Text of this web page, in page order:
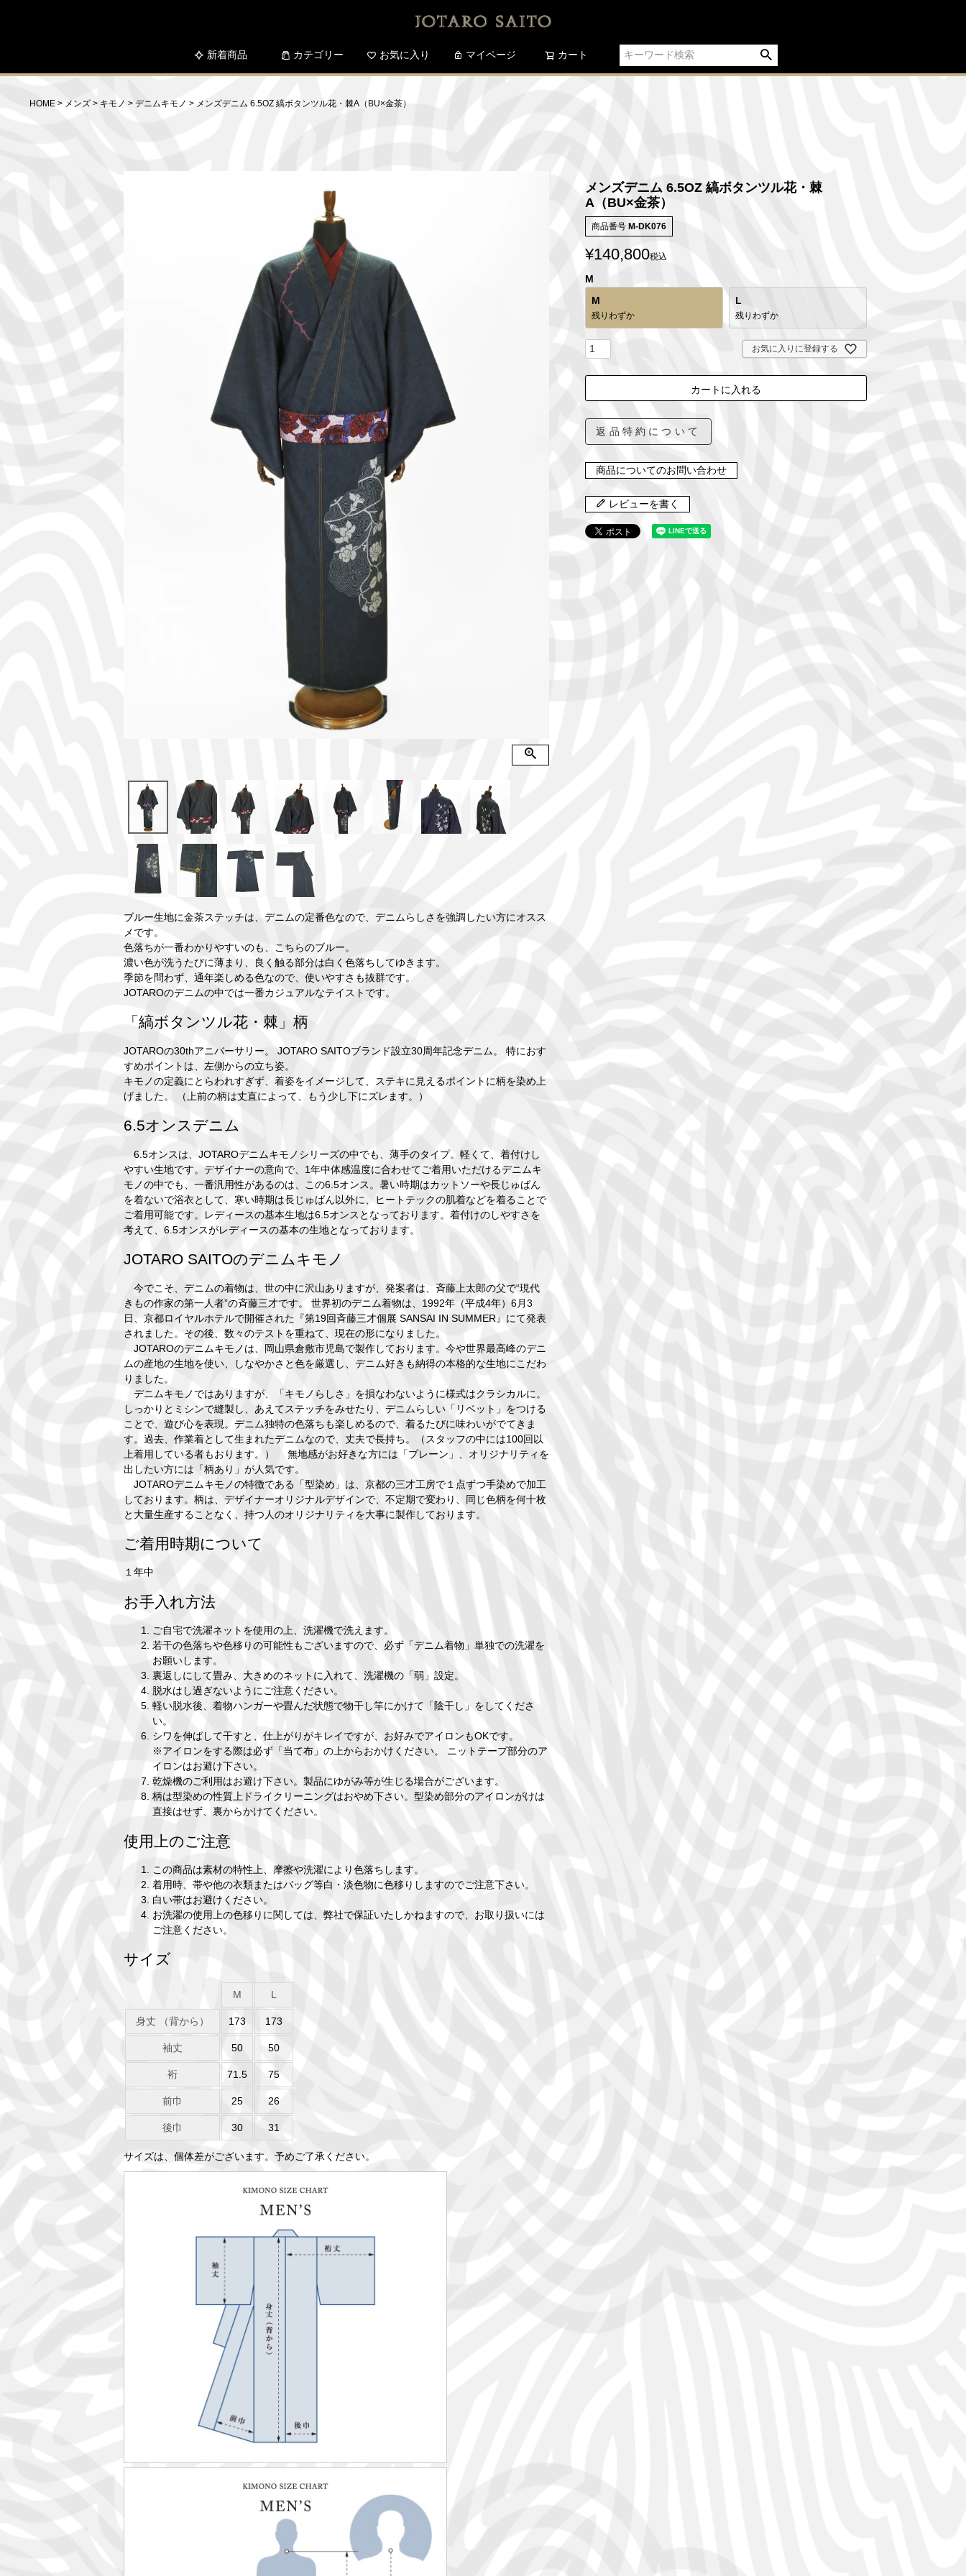
新着商品 カテゴリー お気に入り マイページ カート
検索
HOME メンズ キモノ デニムキモノ メンズデニム 6.5OZ 縞ボタンツル花・棘A（BU×金茶）
ブルー生地に金茶ステッチは、デニムの定番色なので、デニムらしさを強調したい方にオスス
メです。
色落ちが一番わかりやすいのも、こちらのブルー。
濃い色が洗うたびに薄まり、良く触る部分は白く色落ちしてゆきます。
季節を問わず、通年楽しめる色なので、使いやすさも抜群です。
JOTAROのデニムの中では一番カジュアルなテイストです。
「縞ボタンツル花・棘」柄
JOTAROの30thアニバーサリー。 JOTARO SAITOブランド設立30周年記念デニム。 特におす
すめポイントは、左側からの立ち姿。
キモノの定義にとらわれすぎず、着姿をイメージして、ステキに見えるポイントに柄を染め上
げました。 （上前の柄は丈直によって、もう少し下にズレます。）
6.5オンスデニム
6.5オンスは、JOTAROデニムキモノシリーズの中でも、薄手のタイプ。軽くて、着付けし
やすい生地です。デザイナーの意向で、1年中体感温度に合わせてご着用いただけるデニムキ
モノの中でも、一番汎用性があるのは、この6.5オンス。暑い時期はカットソーや長じゅばん
を着ないで浴衣として、寒い時期は長じゅばん以外に、ヒートテックの肌着などを着ることで
ご着用可能です。レディースの基本生地は6.5オンスとなっております。着付けのしやすさを
考えて、6.5オンスがレディースの基本の生地となっております。
JOTARO SAITOのデニムキモノ
今でこそ、デニムの着物は、世の中に沢山ありますが、発案者は、斉藤上太郎の父で“現代
きもの作家の第一人者”の斉藤三才です。 世界初のデニム着物は、1992年（平成4年）6月3
日、京都ロイヤルホテルで開催された『第19回斉藤三才個展 SANSAI IN SUMMER』にて発表
されました。その後、数々のテストを重ねて、現在の形になりました。
JOTAROのデニムキモノは、岡山県倉敷市児島で製作しております。今や世界最高峰のデニ
ムの産地の生地を使い、しなやかさと色を厳選し、デニム好きも納得の本格的な生地にこだわ
りました。
デニムキモノではありますが、「キモノらしさ」を損なわないように様式はクラシカルに。
しっかりとミシンで縫製し、あえてステッチをみせたり、デニムらしい「リベット」をつける
ことで、遊び心を表現。デニム独特の色落ちも楽しめるので、着るたびに味わいがでてきま
す。過去、作業着として生まれたデニムなので、丈夫で長持ち。（スタッフの中には100回以
上着用している者もおります。） 無地感がお好きな方には「プレーン」、オリジナリティを
出したい方には「柄あり」が人気です。
JOTAROデニムキモノの特徴である「型染め」は、京都の三才工房で１点ずつ手染めで加工
しております。柄は、デザイナーオリジナルデザインで、不定期で変わり、同じ色柄を何十枚
と大量生産することなく、持つ人のオリジナリティを大事に製作しております。
ご着用時期について
１年中
お手入れ方法
ご自宅で洗濯ネットを使用の上、洗濯機で洗えます。
若干の色落ちや色移りの可能性もございますので、必ず「デニム着物」単独での洗濯を
お願いします。
裏返しにして畳み、大きめのネットに入れて、洗濯機の「弱」設定。
脱水はし過ぎないようにご注意ください。
軽い脱水後、着物ハンガーや畳んだ状態で物干し竿にかけて「陰干し」をしてくださ
い。
シワを伸ばして干すと、仕上がりがキレイですが、お好みでアイロンもOKです。
※アイロンをする際は必ず「当て布」の上からおかけください。 ニットテープ部分のア
イロンはお避け下さい。
乾燥機のご利用はお避け下さい。製品にゆがみ等が生じる場合がございます。
柄は型染めの性質上ドライクリーニングはおやめ下さい。型染め部分のアイロンがけは
直接はせず、裏からかけてください。
使用上のご注意
この商品は素材の特性上、摩擦や洗濯により色落ちします。
着用時、帯や他の衣類またはバッグ等白・淡色物に色移りしますのでご注意下さい。
白い帯はお避けください。
お洗濯の使用上の色移りに関しては、弊社で保証いたしかねますので、お取り扱いには
ご注意ください。
サイズ
M L
身丈 （背から） 173 173
袖丈 50 50
裄 71.5 75
前巾 25 26
後巾 30 31
サイズは、個体差がございます。予めご了承ください。
メンズデニム 6.5OZ 縞ボタンツル花・棘
A（BU×金茶）
商品番号 M-DK076
¥140,800税込
M
M
残りわずか
L
残りわずか
お気に入りに登録する
カートに入れる
返品特約について
商品についてのお問い合わせ
レビューを書く